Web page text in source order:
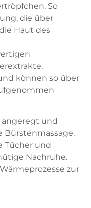
So
die über
Haut des
können so über
angeregt und
Tücher und
Nachruhe.
zur